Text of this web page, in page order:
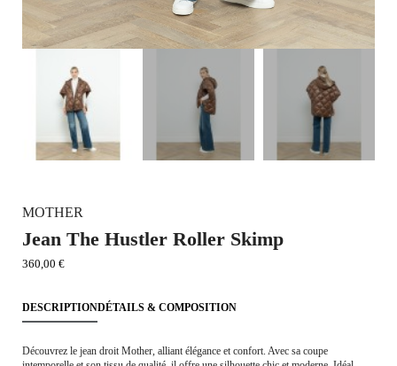
Jean The Hustler Roller Skimp
MOTHER
360,00 €
DESCRIPTIONDÉTAILS & COMPOSITION
Découvrez le jean droit Mother, alliant élégance et confort. Avec sa coupe